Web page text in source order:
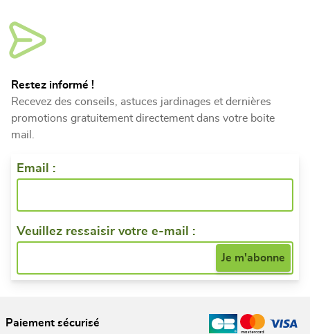
Restez informé !
Recevez des conseils, astuces jardinages et dernières
promotions gratuitement directement dans votre boite
mail.
Email :
Veuillez ressaisir votre e-mail :
Paiement sécurisé